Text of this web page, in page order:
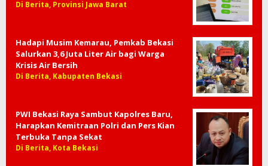
Di Berita, Provinsi Jawa Barat
Hadapi Musim Kemarau, Pemkab Bekasi
Salurkan 3,6 Juta Liter Air bagi Warga
Krisis Air Bersih
Di Berita, Kabupaten Bekasi
PWI Bekasi Raya Sambut Kapolres Baru,
Harapkan Kemitraan Polri dan Pers Kian
Terbuka Tanpa Sekat
Di Berita, Kota Bekasi